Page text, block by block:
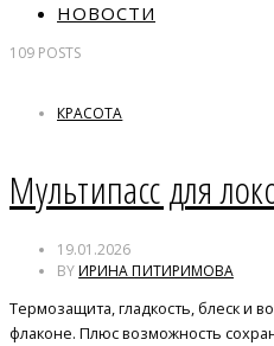
НОВОСТИ
109 POSTS
КРАСОТА
Мультипасс для
19.01.2026
BYИРИНА ПИТИРИМОВА
Термозащита, гладкость, блеск и
флаконе. Плюс возможность